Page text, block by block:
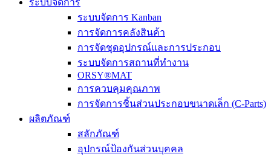
ระบบจัดการ
ระบบจัดการ Kanban
การจัดการคลังสินค้า
การจัดชุดอุปกรณ์และการประกอบ
ระบบจัดการสถานที่ทำงาน
ORSY®MAT
การควบคุมคุณภาพ
การจัดการชิ้นส่วนประกอบขนาดเล็ก (C-Parts)
ผลิตภัณฑ์
สลักภัณฑ์
อุปกรณ์ป้องกันส่วนบุคคล